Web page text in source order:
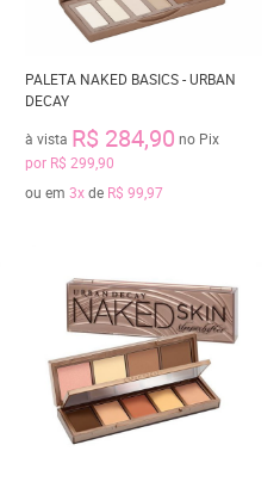
PALETA NAKED BASICS - URBAN
DECAY
à vista R$ 284,90 no Pix
por R$ 299,90
ou em 3xde R$ 99,97